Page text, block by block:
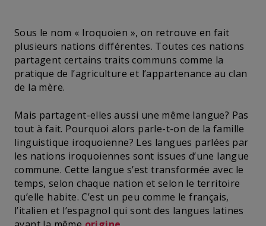
Sous le nom « Iroquoien », on retrouve en fait
plusieurs nations différentes. Toutes ces nations
partagent certains traits communs comme la
pratique de l’agriculture et l’appartenance au clan
de la mère.
Mais partagent-elles aussi une même langue? Pas
tout à fait. Pourquoi alors parle-t-on de la famille
linguistique iroquoienne? Les langues parlées par
les nations iroquoiennes sont issues d’une langue
commune. Cette langue s’est transformée avec le
temps, selon chaque nation et selon le territoire
qu’elle habite. C’est un peu comme le français,
l’italien et l’espagnol qui sont des langues latines